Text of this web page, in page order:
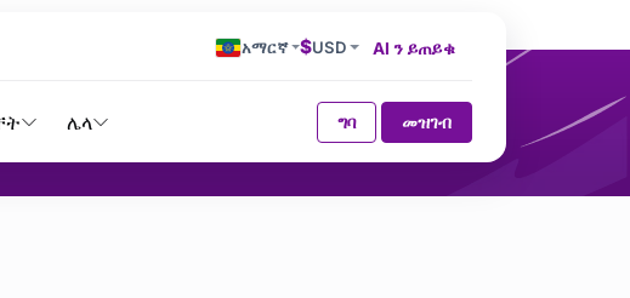
አማርኛ $USD AI ን ይጠይቁ
ሌላ ግባ መዝገብ